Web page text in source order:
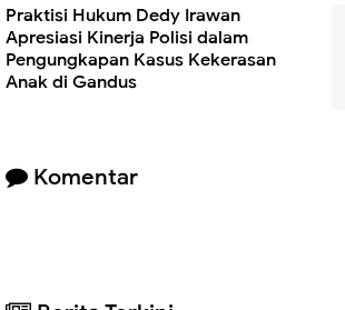
Praktisi Hukum Dedy Irawan
Apresiasi Kinerja Polisi dalam
Pengungkapan Kasus Kekerasan
Anak di Gandus
Komentar